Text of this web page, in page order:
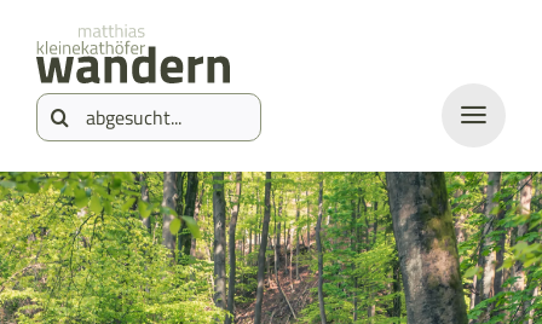
springen
Inhalt
springen
Suche
nach: